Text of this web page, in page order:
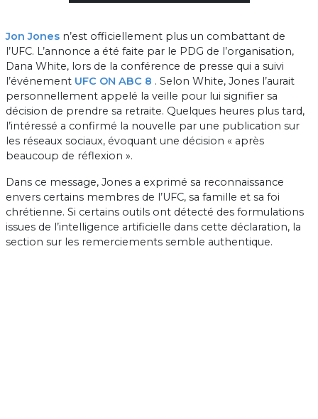
Jon Jones n’est officiellement plus un combattant de
l’UFC. L’annonce a été faite par le PDG de l’organisation,
Dana White, lors de la conférence de presse qui a suivi
l’événement UFC ON ABC 8 . Selon White, Jones l’aurait
personnellement appelé la veille pour lui signifier sa
décision de prendre sa retraite. Quelques heures plus tard,
l’intéressé a confirmé la nouvelle par une publication sur
les réseaux sociaux, évoquant une décision « après
beaucoup de réflexion ».
Dans ce message, Jones a exprimé sa reconnaissance
envers certains membres de l’UFC, sa famille et sa foi
chrétienne. Si certains outils ont détecté des formulations
issues de l’intelligence artificielle dans cette déclaration, la
section sur les remerciements semble authentique.